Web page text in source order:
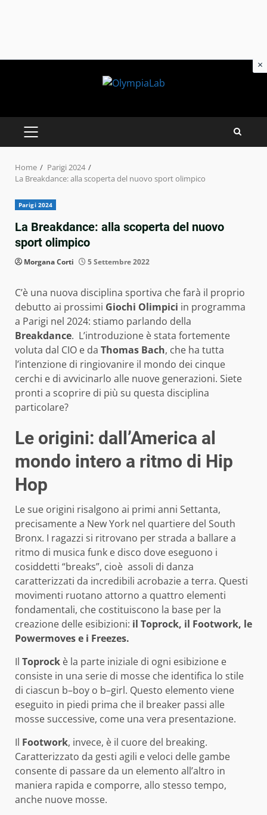
PRIMARY
MENU
Home
Parigi 2024
La Breakdance: alla scoperta del nuovo sport olimpico
Parigi 2024
La Breakdance: alla scoperta del nuovo
sport olimpico
Morgana Corti 5 Settembre 2022
C’è una nuova disciplina sportiva che farà il proprio
debutto ai prossimi Giochi Olimpici in programma
a Parigi nel 2024: stiamo parlando della
Breakdance. L’introduzione è stata fortemente
voluta dal CIO e da Thomas Bach, che ha tutta
l’intenzione di ringiovanire il mondo dei cinque
cerchi e di avvicinarlo alle nuove generazioni. Siete
pronti a scoprire di più su questa disciplina
particolare?
Le origini: dall’America al
mondo intero a ritmo di Hip
Hop
Le sue origini risalgono ai primi anni Settanta,
precisamente a New York nel quartiere del South
Bronx. I ragazzi si ritrovano per strada a ballare a
ritmo di musica funk e disco dove eseguono i
cosiddetti “breaks”, cioè assoli di danza
caratterizzati da incredibili acrobazie a terra. Questi
movimenti ruotano attorno a quattro elementi
fondamentali, che costituiscono la base per la
creazione delle esibizioni: il Toprock, il Footwork, le
Powermoves e i Freezes.
Il Toprock è la parte iniziale di ogni esibizione e
consiste in una serie di mosse che identifica lo stile
di ciascun b–boy o b–girl. Questo elemento viene
eseguito in piedi prima che il breaker passi alle
mosse successive, come una vera presentazione.
Il Footwork, invece, è il cuore del breaking.
Caratterizzato da gesti agili e veloci delle gambe
consente di passare da un elemento all’altro in
maniera rapida e comporre, allo stesso tempo,
anche nuove mosse.
×